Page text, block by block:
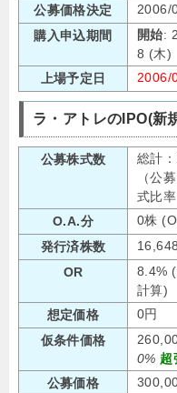
公募価格決定
2006/
購入申込期間
開始:
8 (木)
上場予定日
2006/
ラ・アトレのIPO(新
公募株式数
総計
（公
式比
O.A.分
0株
発行済株数
OR
8.4%
計算)
想定価格
0円
仮条件価格
0% 超
公募価格